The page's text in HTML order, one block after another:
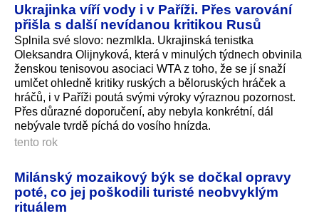
Ukrajinka víří vody i v Paříži. Přes varování
přišla s další nevídanou kritikou Rusů
Splnila své slovo: nezmlkla. Ukrajinská tenistka
Oleksandra Olijnyková, která v minulých týdnech obvinila
ženskou tenisovou asociaci WTA z toho, že se jí snaží
umlčet ohledně kritiky ruských a běloruských hráček a
hráčů, i v Paříži poutá svými výroky výraznou pozornost.
Přes důrazné doporučení, aby nebyla konkrétní, dál
nebývale tvrdě píchá do vosího hnízda.
tento rok
Milánský mozaikový býk se dočkal opravy
poté, co jej poškodili turisté neobvyklým
rituálem